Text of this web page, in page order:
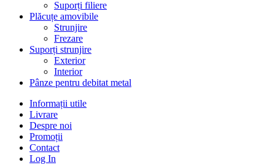
Suporți filiere
Plăcuțe amovibile
Strunjire
Frezare
Suporți strunjire
Exterior
Interior
Pânze pentru debitat metal
Informații utile
Livrare
Despre noi
Promoții
Contact
Log In